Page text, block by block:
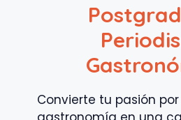
Convierte tu pasión